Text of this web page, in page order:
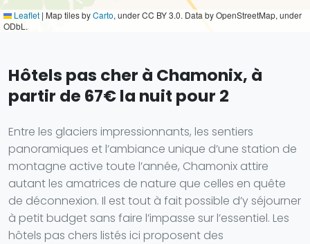
Leaflet | Map tiles byCarto, under CC BY 3.0. Data by OpenStreetMap, under
ODbL.
Hôtels pas cher à Chamonix, à
partir de 67€ la nuit pour 2
Entre les glaciers impressionnants, les sentiers
panoramiques et l’ambiance unique d’une station de
montagne active toute l’année, Chamonix attire
autant les amatrices de nature que celles en quête
de déconnexion. Il est tout à fait possible d’y séjourner
à petit budget sans faire l’impasse sur l’essentiel. Les
hôtels pas chers listés ici proposent des